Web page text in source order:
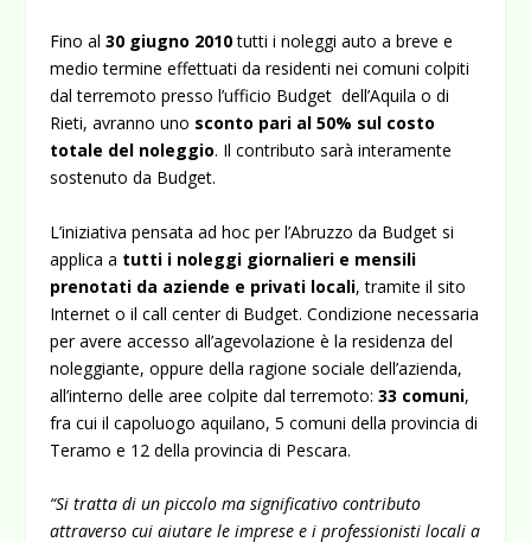
Fino al30 giugno 2010tutti i noleggi auto a breve e
medio termine effettuati da residenti nei comuni colpiti
dal terremoto presso l’ufficio Budget dell’Aquila o di
Rieti, avranno uno sconto pari al 50% sul costo
totale del noleggio. Il contributo sarà interamente
sostenuto da Budget.
L’iniziativa pensata ad hoc per l’Abruzzo da Budget si
applica a tutti i noleggi giornalieri e mensili
prenotati da aziende e privati locali, tramite il sito
Internet o il call center di Budget. Condizione necessaria
per avere accesso all’agevolazione è la residenza del
noleggiante, oppure della ragione sociale dell’azienda,
all’interno delle aree colpite dal terremoto:33 comuni,
fra cui il capoluogo aquilano, 5 comuni della provincia di
Teramo e 12 della provincia di Pescara.
“Si tratta di un piccolo ma significativo contributo
attraverso cui aiutare le imprese e i professionisti locali a